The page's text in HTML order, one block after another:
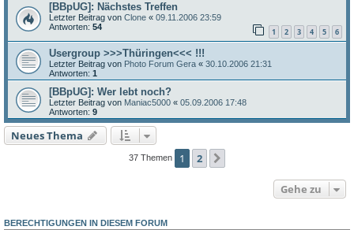
[BBpUG]: Nächstes Treffen
Letzter Beitrag von Clone « 09.11.2006 23:59
Antworten: 54 1 2 3 4 5 6
Usergroup >>>Thüringen<<< !!!
Letzter Beitrag von Photo Forum Gera « 30.10.2006 21:31
Antworten: 1
[BBpUG]: Wer lebt noch?
Letzter Beitrag von Maniac5000 « 05.09.2006 17:48
Antworten: 9
Neues Thema
37 Themen 1 2
Gehe zu
BERECHTIGUNGEN IN DIESEM FORUM